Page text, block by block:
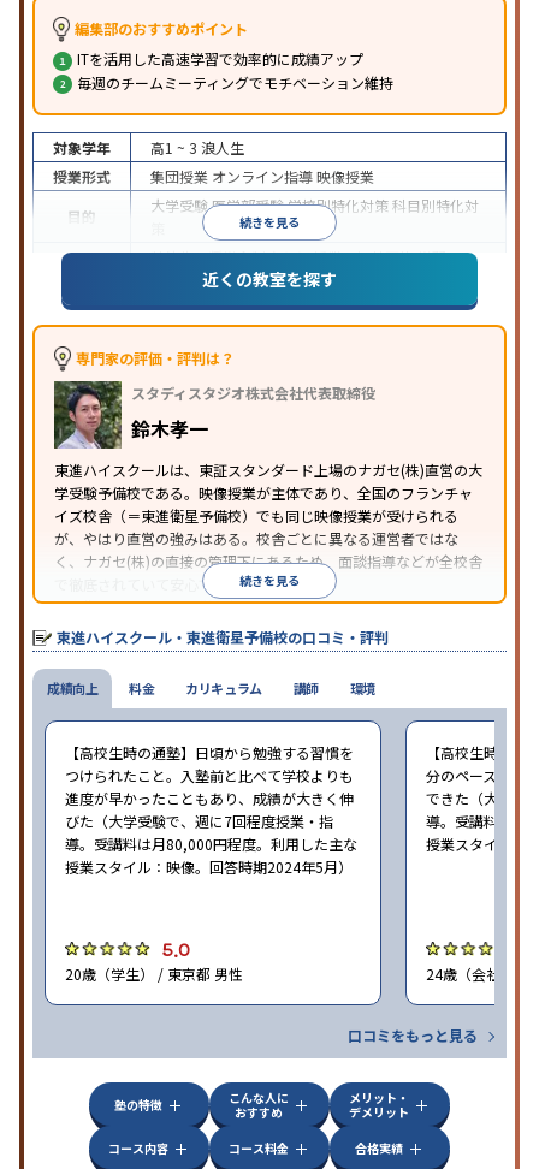
編集部のおすすめポイント
ITを活用した高速学習で効率的に成績アップ
毎週のチームミーティングでモチベーション維持
続きを見る
対象学年 高1 ~ 3 浪人生
授業形式
集団授業 オンライン指導映像授業
目的
大学受験医学部受験学校別特化対策科目別特化対
特待生・奨学金制度あり授業の振替可能学習に
PC・タブレットを利用1科目から受講可能
習のみの受講可
※2024年6月調査。大学受験塾・予備校のアンケート調査方法を参照
近くの教室を探す
専門家の評価・評判は？
スタディスタジオ株式会社代表取締役
鈴木孝一
東進ハイスクールは、東証スタンダード上場のナガセ(株)直営の大
学受験予備校である。映像授業が主体であり、全国のフランチャ
イズ校舎（＝東進衛星予備校）でも同じ映像授業が受けられる
が、やはり直営の強みはある。校舎ごとに異なる運営者ではな
く、ナガセ(株)の直接の管理下にあるため、面談指導などが全校舎
で徹底されていて安心できる。
東進衛星予備校は、運営会社により指導方針や校舎のルールが異
なる。体験授業では、授業のみで判断するのではなく、担当者や
校舎雰囲気、校舎での合格実績などを確認すると良いだろう。
続きを見る
東進ハイスクール・東進衛星予備校の口コミ・評判
成績向上
【高校生時の通塾】日頃から勉強する習慣を
つけられたこと。入塾前と比べて学校よりも
進度が早かったこともあり、成績が大きく伸
びた（大学受験で、週に7回程度授業・指
導。受講料は月80,000円程度。利用した主な
授業スタイル：映像。回答時期2024年5月）
5.0
20歳（学生） / 東京都 男性
【高校生時の通
分のペースで進
できた（大学受
導。受講料は月
授業スタイル：
24歳（会社員<
口コミをもっと見る
料金 カリキュラム 講師 環境
塾の特徴
こんな人に
おすすめ
メリット・
デメリット
コース内容
コース料金 合格実績